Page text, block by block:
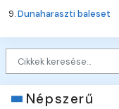
9.Dunaharaszti baleset
Népszerű